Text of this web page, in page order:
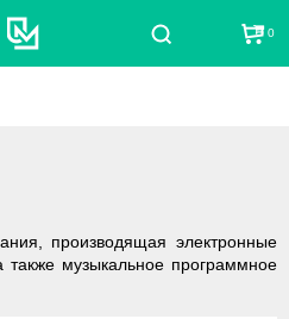
Поиск 0
производящая электронные
также музыкальное программное